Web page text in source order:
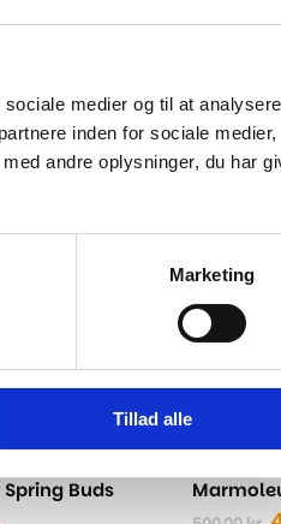
medier og til at analysere
inden for sociale medier,
andre oplysninger, du har
Marketing
Tillad alle
Buds
-10%